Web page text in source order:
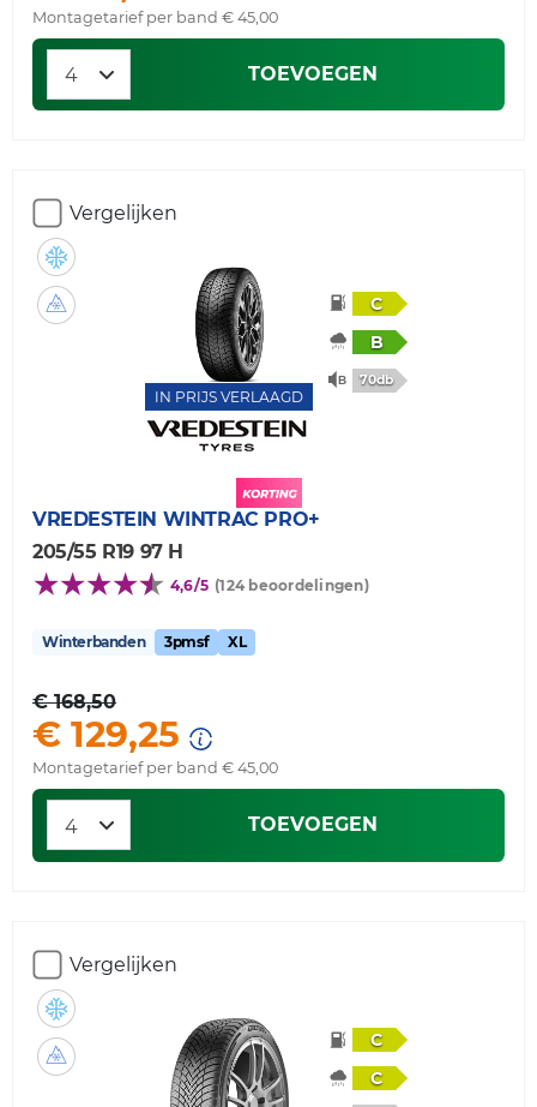
Montagetarief per band € 45,00
TOEVOEGEN
Vergelijken
IN PRIJS VERLAAGD
C
B
70db
VREDESTEIN WINTRAC PRO+
205/55 R19 97 H
4,6/5 (124 beoordelingen)
Winterbanden 3pmsf XL
€ 168,50
€ 129,25
Montagetarief per band € 45,00
TOEVOEGEN
Vergelijken
C
C